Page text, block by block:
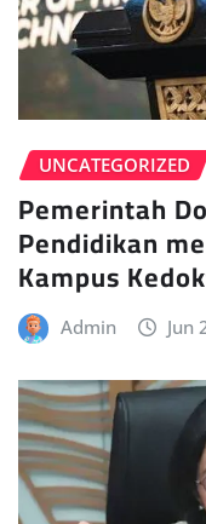
UNCATEGORIZED
Pemerintah
Pendidikan
Kampus
Admin Jun